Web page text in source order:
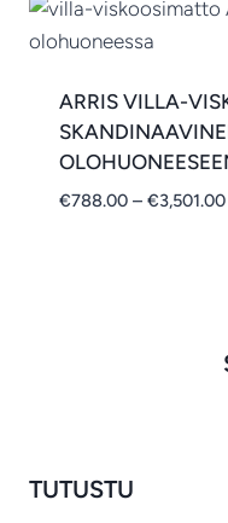
ARRIS VILLA-
€788.00 – €3,501.00
TUTUSTU